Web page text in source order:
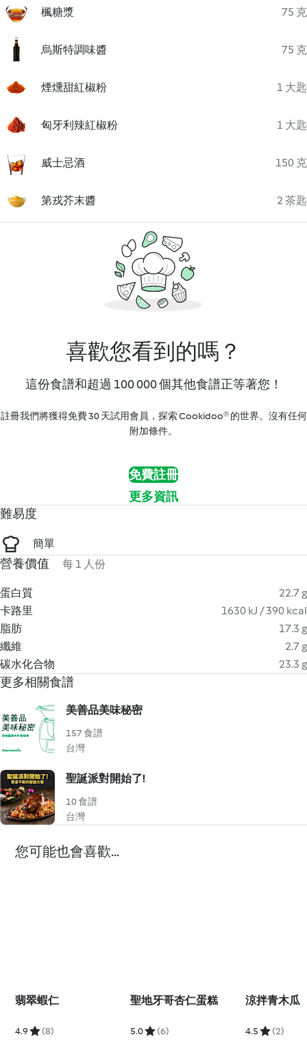
楓糖漿 75 克
烏斯特調味醬 75 克
煙燻甜紅椒粉 1 大匙
匈牙利辣紅椒粉 1 大匙
威士忌酒 150 克
第戎芥末醬 2 茶匙
喜歡您看到的嗎？
這份食譜和超過 100 000 個其他食譜正等著您！
註冊我們將獲得免費 30 天試用會員，探索 Cookidoo® 的世界。沒有任何
附加條件。
免費註冊
更多資訊
難易度
簡單
營養價值 每 1 人份
蛋白質
22.7 g
卡路里
1630 kJ / 390 kcal
脂肪
17.3 g
纖維
2.7 g
碳水化合物
23.3 g
更多相關食譜
美善品美味秘密
157 食譜
台灣
聖誕派對開始了!
10 食譜
台灣
您可能也會喜歡...
翡翠蝦仁
4.9 (8)
聖地牙哥杏仁蛋糕
5.0 (6)
涼拌青木瓜
4.5 (2)